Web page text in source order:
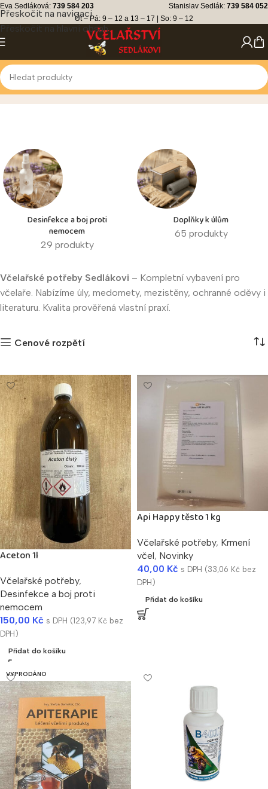
Přeskočit na navigaci
Přeskočit na hlavní obsah
Eva Sedláková: 739 584 203 Stanislav Sedlák: 739 584 052
Út – Pá: 9 – 12 a 13 – 17 | So: 9 – 12
Včelařské potřeby
Desinfekce a boj proti
nemocem
29 produkty
Doplňky k úlům
65 produkty
Včelařské potřeby Sedlákovi – Kompletní vybavení pro
včelaře. Nabízíme úly, medomety, mezistěny, ochranné oděvy i
literaturu. Kvalita prověřená vlastní praxí.
Cenové rozpětí
Aceton 1l
Včelařské potřeby,
Desinfekce a boj proti
nemocem
150,00 Kč s DPH (123,97 Kč bez
DPH)
Přidat do košíku
Api Happy těsto 1 kg
Včelařské potřeby, Krmení
včel, Novinky
40,00 Kč s DPH (33,06 Kč bez
DPH)
Přidat do košíku
VYPRODÁNO